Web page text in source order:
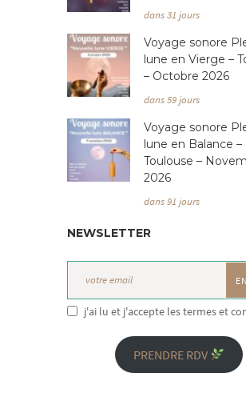
dans 31 jours
Voyage sonore
lune en Vierge –
– Octobre 2026
dans 59 jours
Voyage sonore
lune en Balance –
Toulouse –
2026
dans 91 jours
NEWSLETTER
j'ai lu et j'accepte les termes et
PRENDRE RDV